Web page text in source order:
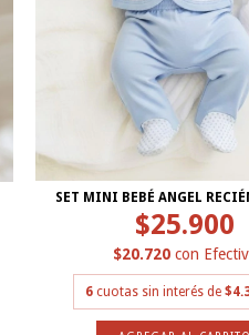
SET MINI BEBÉ ANGEL
$25.900
$20.720 con
6 cuotas sin interés de